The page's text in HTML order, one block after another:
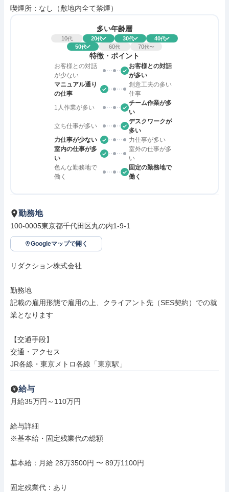
喫煙所：なし（敷地内全て禁煙）
多い年齢層
10代 20代 30代 40代
50代 60代 70代〜
特徴・ポイント
お客様との対話
が少ない
お客様との対話
が多い
マニュアル通り
の仕事
創意工夫の多い
仕事
1人作業が多い
チーム作業が多
い
立ち仕事が多い
デスクワークが
多い
力仕事が少ない
力仕事が多い
室内の仕事が多
い
室外の仕事が多
い
色んな勤務地で
働く
固定の勤務地で
働く
勤務地
100-0005東京都千代田区丸の内1-9-1
Googleマップで開く
リダクション株式会社
勤務地
記載の雇用形態で雇用の上、クライアント先（SES契約）での就
業となります
【交通手段】
交通・アクセス
JR各線・東京メトロ各線「東京駅」
給与
月給35万円～110万円
給与詳細
※基本給・固定残業代の総額
基本給：月給 28万3500円 〜 89万1100円
固定残業代：あり